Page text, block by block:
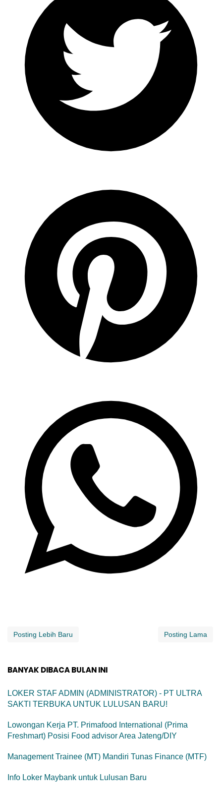
Posting Lebih Baru Posting Lama
BANYAK DIBACA BULAN INI
LOKER STAF ADMIN (ADMINISTRATOR) - PT ULTRA
SAKTI TERBUKA UNTUK LULUSAN BARU!
Lowongan Kerja PT. Primafood International (Prima
Freshmart) Posisi Food advisor Area Jateng/DIY
Management Trainee (MT) Mandiri Tunas Finance (MTF)
Info Loker Maybank untuk Lulusan Baru